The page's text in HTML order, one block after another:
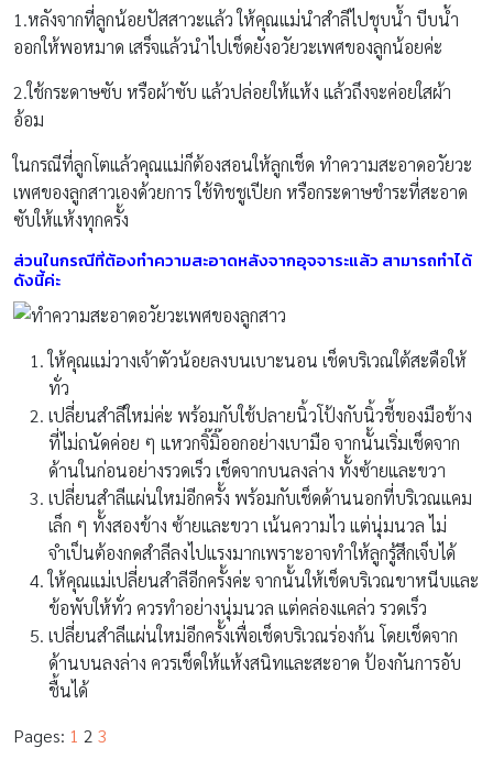
1.หลังจากที่ลูกน้อยปัสสาวะแล้ว ให้คุณแม่นำสำลีไปชุบน้ำ บีบน้ำ
ออกให้พอหมาด เสร็จแล้วนำไปเช็ดยังอวัยวะเพศของลูกน้อยค่ะ
2.ใช้กระดาษซับ หรือผ้าซับ แล้วปล่อยให้แห้ง แล้วถึงจะค่อยใสผ้า
อ้อม
ในกรณีที่ลูกโตแล้วคุณแม่ก็ต้องสอนให้ลูกเช็ด ทำความสะอาดอวัยวะ
เพศของลูกสาวเองด้วยการ ใช้ทิชชูเปียก หรือกระดาษชำระที่สะอาด
ซับให้แห้งทุกครั้ง
ส่วนในกรณีที่ต้องทำความสะอาดหลังจากอุจจาระแล้ว สามารถทำได้
ดังนี้ค่ะ
ให้คุณแม่วางเจ้าตัวน้อยลงบนเบาะนอน เช็ดบริเวณใต้สะดือให้
ทั่ว
เปลี่ยนสำลีใหม่ค่ะ พร้อมกับใช้ปลายนิ้วโป้งกับนิ้วชี้ของมือข้าง
ที่ไม่ถนัดค่อย ๆ แหวกจิ๊มิ๊ออกอย่างเบามือ จากนั้นเริ่มเช็ดจาก
ด้านในก่อนอย่างรวดเร็ว เช็ดจากบนลงล่าง ทั้งซ้ายและขวา
เปลี่ยนสำลีแผ่นใหม่อีกครั้ง พร้อมกับเช็ดด้านนอกที่บริเวณแคม
เล็ก ๆ ทั้งสองข้าง ซ้ายและขวา เน้นความไว แต่นุ่มนวล ไม่
จำเป็นต้องกดสำลีลงไปแรงมากเพราะอาจทำให้ลูกรู้สึกเจ็บได้
ให้คุณแม่เปลี่ยนสำลีอีกครั้งค่ะ จากนั้นให้เช็ดบริเวณขาหนีบและ
ข้อพับให้ทั่ว ควรทำอย่างนุ่มนวล แต่คล่องแคล่ว รวดเร็ว
เปลี่ยนสำลีแผ่นใหม่อีกครั้งเพื่อเช็ดบริเวณร่องก้น โดยเช็ดจาก
ด้านบนลงล่าง ควรเช็ดให้แห้งสนิทและสะอาด ป้องกันการอับ
ชื้นได้
Pages: 1 2 3